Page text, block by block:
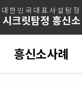
대한민국대표사설탐정
시크릿탐정 흥신소
흥신소사례